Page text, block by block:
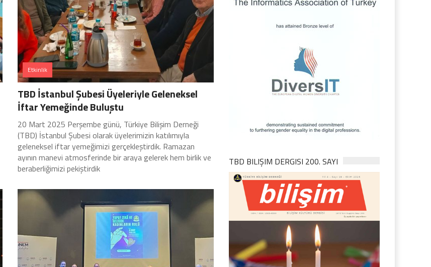
Etkinlik
TBD İstanbul Şubesi Üyeleriyle Geleneksel
İftar Yemeğinde Buluştu
20 Mart 2025 Perşembe günü, Türkiye Bilişim Derneği
(TBD) İstanbul Şubesi olarak üyelerimizin katılımıyla
geleneksel iftar yemeğimizi gerçekleştirdik. Ramazan
ayının manevi atmosferinde bir araya gelerek hem birlik ve
beraberliğimizi pekiştirdik
TBD BILIŞIM DERGISI 200. SAYI